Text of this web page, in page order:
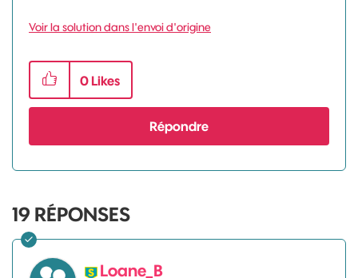
Voir la solution dans l'envoi d'origine
0 Likes
Répondre
19 RÉPONSES
Loane_B